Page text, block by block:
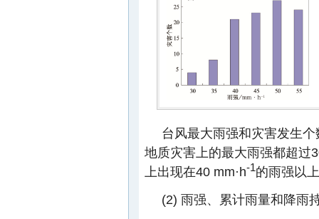
台风最大雨强和灾害发生
地质灾害上的最大雨强都超过
上出现在40 mm·h-1的雨强以
(2) 雨强、累计雨量和降雨